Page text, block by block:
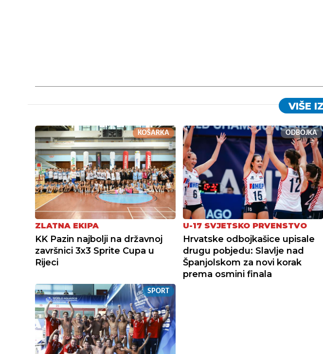
VIŠE
KOŠARKA
ZLATNA EKIPA
KK Pazin najbolji na državnoj
završnici 3x3 Sprite Cupa u
Rijeci
ODBOJKA
U-17 SVJETSKO PRVENSTVO
Hrvatske odbojkašice upisale
drugu pobjedu: Slavlje nad
Španjolskom za novi korak
prema osmini finala
SPORT